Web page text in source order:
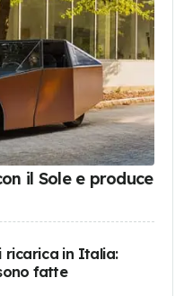
il Sole e produce
ricarica in Italia:
fatte